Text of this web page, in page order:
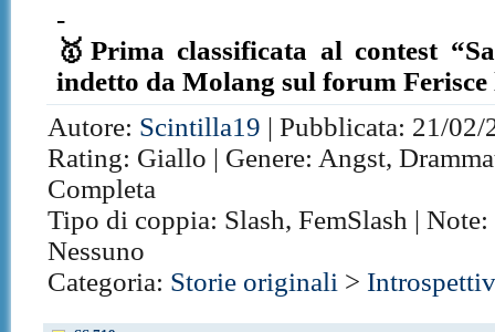
-
🥇Prima classificata al contest
indetto da Molang sul forum Ferisce
Autore: Scintilla19 | Pubblicata: 21/
Rating: Giallo | Genere: Angst,
Completa
Tipo di coppia: Slash, FemSlash |
Nessuno
Categoria: Storie originali >